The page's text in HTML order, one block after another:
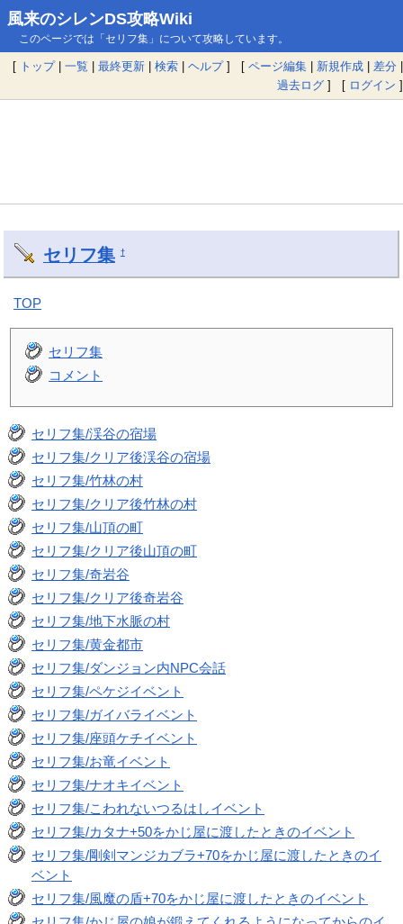
風来のシレンDS攻略Wiki
このページでは「セリフ集」について攻略しています。
[ トップ| 一覧 | 最終更新 | 検索 | ヘルプ] [ ページ編集 | 新規作成 | 差分 |
過去ログ ] [ ログイン ]
セリフ集 †
TOP
セリフ集
コメント
セリフ集/渓谷の宿場
セリフ集/クリア後渓谷の宿場
セリフ集/竹林の村
セリフ集/クリア後竹林の村
セリフ集/山頂の町
セリフ集/クリア後山頂の町
セリフ集/奇岩谷
セリフ集/クリア後奇岩谷
セリフ集/地下水脈の村
セリフ集/黄金都市
セリフ集/ダンジョン内NPC会話
セリフ集/ペケジイベント
セリフ集/ガイバライベント
セリフ集/座頭ケチイベント
セリフ集/お竜イベント
セリフ集/ナオキイベント
セリフ集/こわれないつるはしイベント
セリフ集/カタナ+50をかじ屋に渡したときのイベント
セリフ集/剛剣マンジカブラ+70をかじ屋に渡したときのイ
ベント
セリフ集/風魔の盾+70をかじ屋に渡したときのイベント